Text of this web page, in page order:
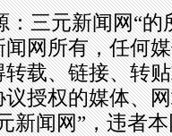
：三元新闻网“
网所有，任何
载、链接、转
授权的媒体、
新闻网”，违者